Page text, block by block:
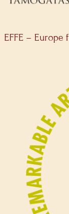
EFFE – Europe